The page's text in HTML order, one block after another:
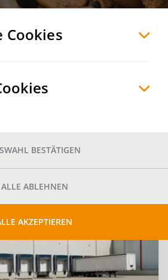
Sie diese Suche als Suchauftrag
werden?
Cookies
BESTÄTIGEN
ALLE ABLEHNEN
AKZEPTIEREN